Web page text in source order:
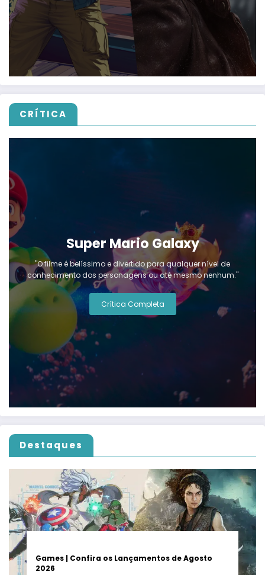
CRÍTICA
Super Mario Galaxy
"O filme é belíssimo e divertido para qualquer nível de
conhecimento dos personagens ou até mesmo nenhum."
Crítica Completa
Destaques
Games | Confira os Lançamentos de Agosto
2026